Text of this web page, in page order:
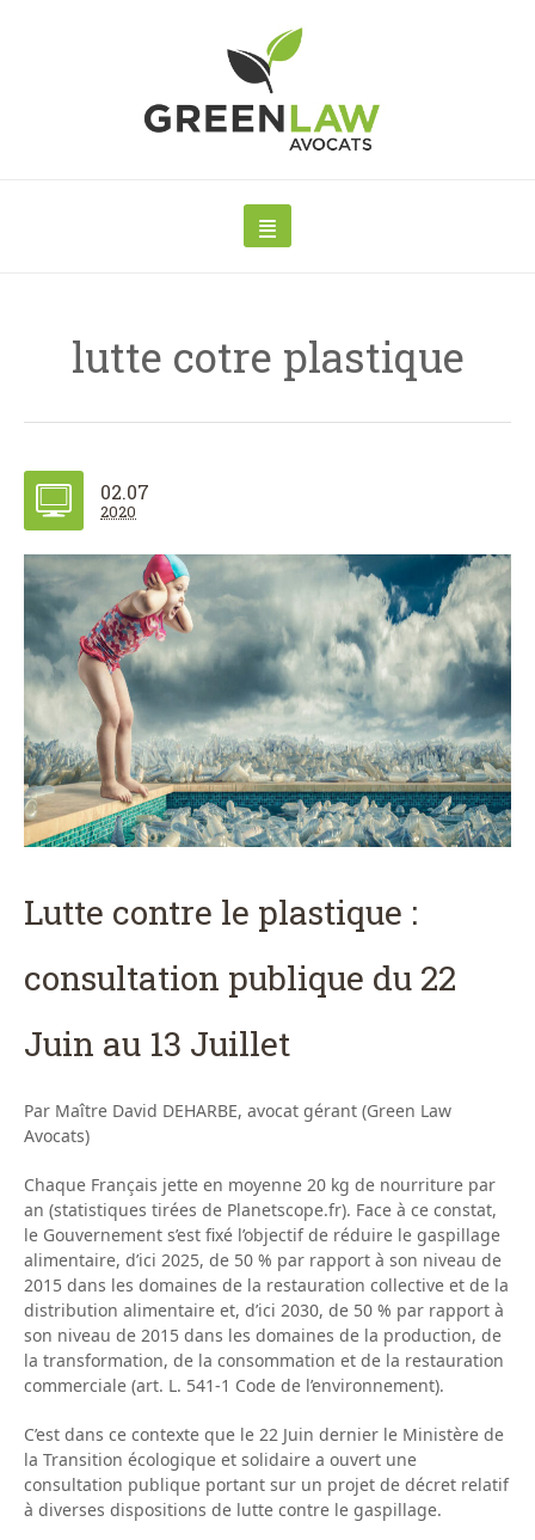
lutte cotre plastique
02.07
2020
Lutte contre le plastique :
consultation publique du 22
Juin au 13 Juillet
Par Maître David DEHARBE, avocat gérant (Green Law
Avocats)
Chaque Français jette en moyenne 20 kg de nourriture par
an (statistiques tirées de Planetscope.fr). Face à ce constat,
le Gouvernement s’est fixé l’objectif de réduire le gaspillage
alimentaire, d’ici 2025, de 50 % par rapport à son niveau de
2015 dans les domaines de la restauration collective et de la
distribution alimentaire et, d’ici 2030, de 50 % par rapport à
son niveau de 2015 dans les domaines de la production, de
la transformation, de la consommation et de la restauration
commerciale (art. L. 541-1 Code de l’environnement).
C’est dans ce contexte que le 22 Juin dernier le Ministère de
la Transition écologique et solidaire a ouvert une
consultation publique portant sur un projet de décret relatif
à diverses dispositions de lutte contre le gaspillage.